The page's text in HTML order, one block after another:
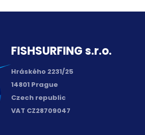
FISH­SURFING s.r.o.
Hráského 2231/25
14801 Prague
Czech republic
VAT CZ28709047